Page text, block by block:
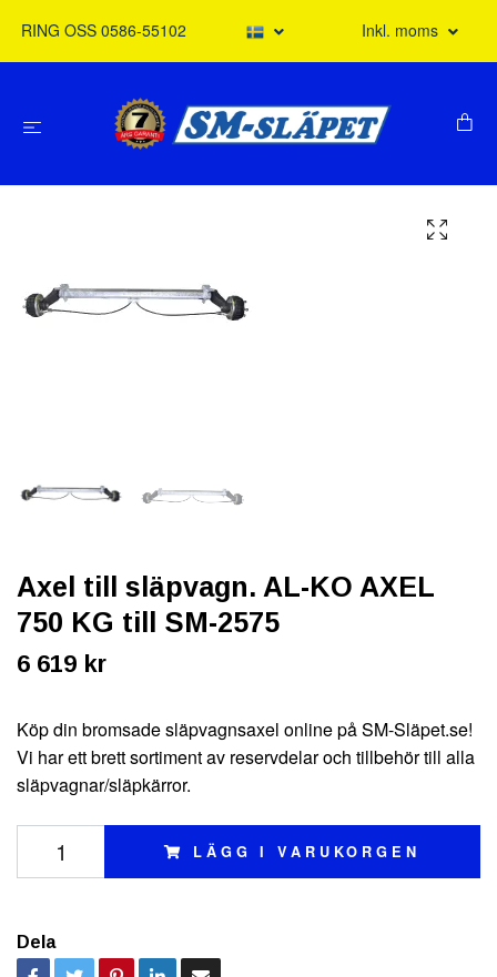
RING OSS 0586-55102 Inkl. moms
Axel till släpvagn. AL-KO AXEL
750 KG till SM-2575
6 619 kr
Köp din bromsade släpvagnsaxel online på SM-Släpet.se!
Vi har ett brett sortiment av reservdelar och tillbehör till alla
släpvagnar/släpkärror.
LÄGG I VARUKORGEN
Dela